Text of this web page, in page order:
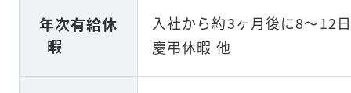
年次有給休
暇
入社から約3ヶ月後に8～
慶弔休暇 他